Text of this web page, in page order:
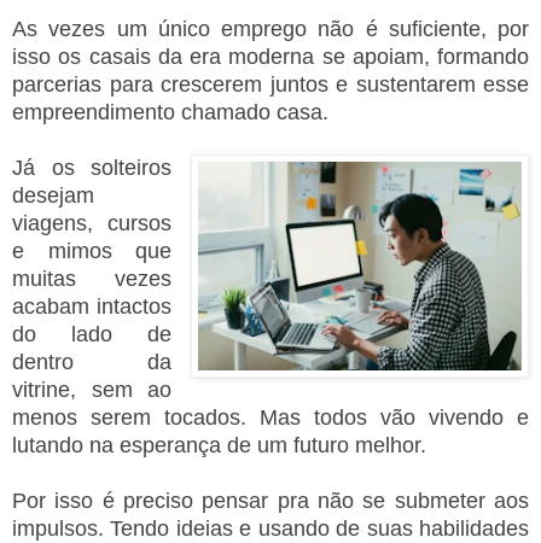
As vezes um único emprego não é suficiente, por
isso os casais da era moderna se apoiam, formando
parcerias para crescerem juntos e sustentarem esse
empreendimento chamado casa.
Já os solteiros
desejam
viagens, cursos
e mimos que
muitas vezes
acabam intactos
do lado de
dentro da
vitrine, sem ao
menos serem tocados. Mas todos vão vivendo e
lutando na esperança de um futuro melhor.
Por isso é preciso pensar pra não se submeter aos
impulsos. Tendo ideias e usando de suas habilidades